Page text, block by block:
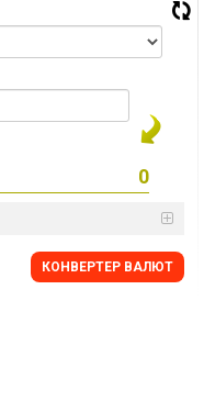
КОНВЕРТЕР ВАЛЮТ